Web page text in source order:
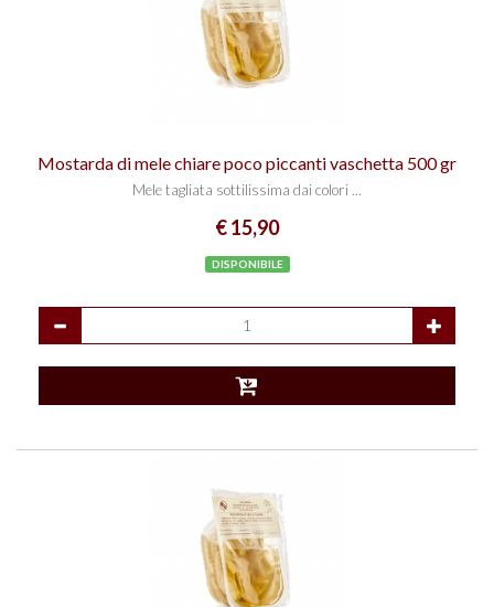
Mostarda di mele chiare poco piccanti vaschetta 500 gr
Mele tagliata sottilissima dai colori ...
€ 15,90
DISPONIBILE